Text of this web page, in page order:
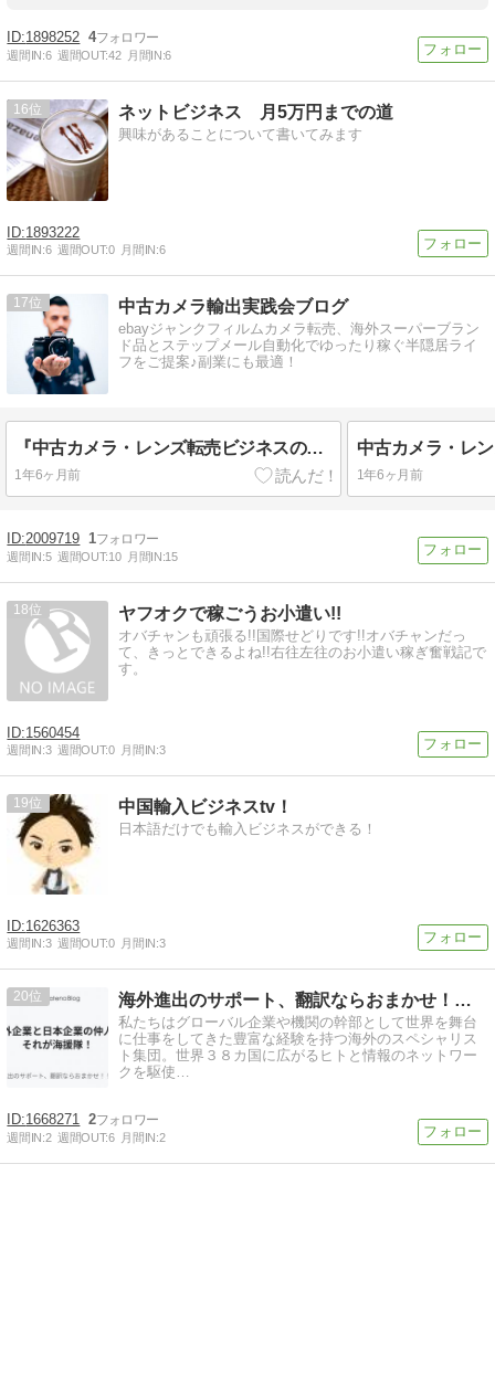
1898252 4
週間IN:6 週間OUT:42 月間IN:6
16 ネットビジネス 月5万円までの道
興味があることについて書いてみます
1893222
週間IN:6 週間OUT:0 月間IN:6
17 中古カメラ輸出実践会ブログ
ebayジャンクフィルムカメラ転売、海外スーパーブラン
ド品とステップメール自動化でゆったり稼ぐ半隠居ライ
フをご提案♪副業にも最適！
『中古カメラ・レンズ転売ビジネスの最終奥義教えます』のebay輸出会員サイト付きバージョン提供開始！！
1年6ヶ月前 1年6ヶ月前
2009719 1
週間IN:5 週間OUT:10 月間IN:15
18 ヤフオクで稼ごうお小遣い!!
オバチャンも頑張る!!国際せどりです!!オバチャンだっ
て、きっとできるよね!!右往左往のお小遣い稼ぎ奮戦記で
す。
1560454
週間IN:3 週間OUT:0 月間IN:3
19 中国輸入ビジネスtv！
日本語だけでも輸入ビジネスができる！
1626363
週間IN:3 週間OUT:0 月間IN:3
20 海外進出のサポート、翻訳ならおまかせ！！ 海援隊の活動日誌
私たちはグローバル企業や機関の幹部として世界を舞台
に仕事をしてきた豊富な経験を持つ海外のスペシャリス
ト集団。世界３８カ国に広がるヒトと情報のネットワー
クを駆使…
1668271 2
週間IN:2 週間OUT:6 月間IN:2